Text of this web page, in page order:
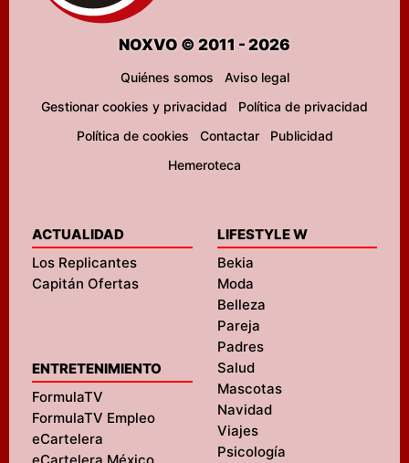
NOXVO © 2011 - 2026
Quiénes somos
Aviso legal
Gestionar cookies y privacidad
Política de privacidad
Política de cookies
Contactar
Publicidad
Hemeroteca
ACTUALIDAD
Los Replicantes
Capitán Ofertas
ENTRETENIMIENTO
FormulaTV
FormulaTV Empleo
eCartelera
LIFESTYLE W
Bekia
Moda
Belleza
Pareja
Padres
Salud
Mascotas
Navidad
Viajes
Psicología